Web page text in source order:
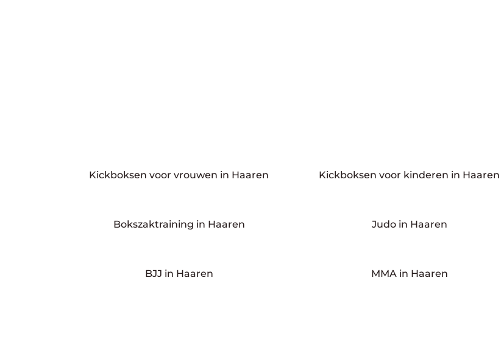
Kickboksen voor vrouwen in Haaren Kickboksen voor kinderen in Haaren
Bokszaktraining in Haaren Judo in Haaren
BJJ in Haaren MMA in Haaren